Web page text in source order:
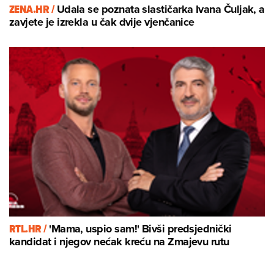
ZENA.HR /Udala se poznata slastičarka Ivana Čuljak, a
zavjete je izrekla u čak dvije vjenčanice
RTL.HR /'Mama, uspio sam!' Bivši predsjednički
kandidat i njegov nećak kreću na Zmajevu rutu